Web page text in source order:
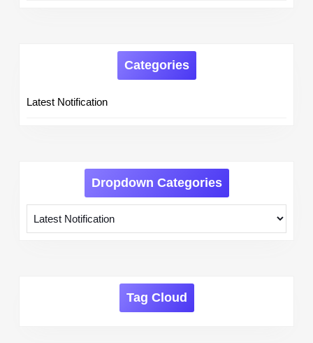
Categories
Latest Notification
Dropdown Categories
Tag Cloud